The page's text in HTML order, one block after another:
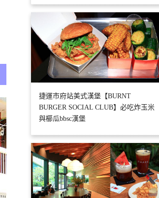
捷運市府站美式漢堡【BURNT
BURGER SOCIAL CLUB】必吃炸玉米
與櫛瓜bbsc漢堡